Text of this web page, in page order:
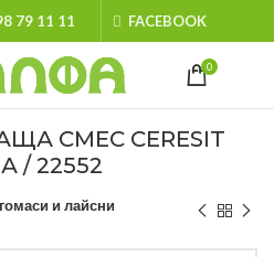
79 11 11 FACEBOOK
0
СМЕС CERESIT
/ 22552
и лайсни